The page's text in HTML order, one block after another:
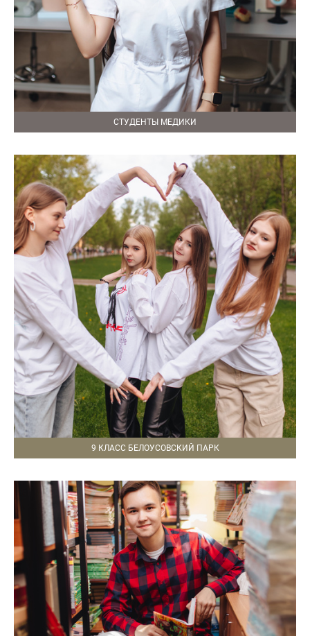
СТУДЕНТЫ МЕДИКИ
9 КЛАСС БЕЛОУСОВСКИЙ ПАРК